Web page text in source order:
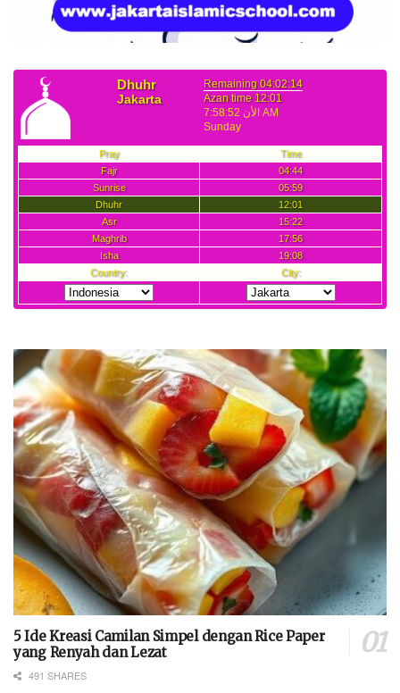
5 Ide Kreasi Camilan Simpel dengan Rice Paper
yang Renyah dan Lezat
491 SHARES